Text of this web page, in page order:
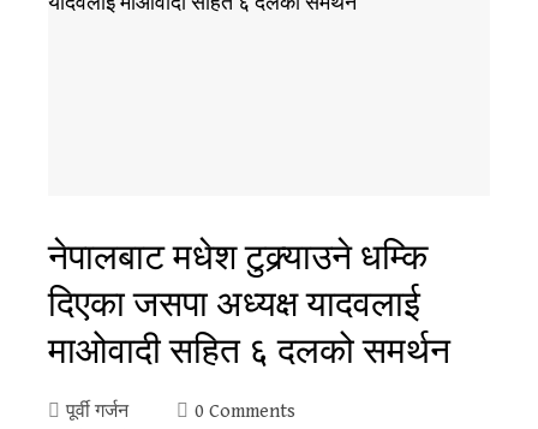
नेपालबाट मधेश टुक्र्याउने धम्कि
दिएका जसपा अध्यक्ष यादवलाई
माओवादी सहित ६ दलको समर्थन
पूर्वी गर्जन
0 Comments